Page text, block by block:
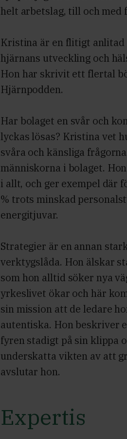
helt arbetslag, till och med
Kristina är en flitigt anlitad
hjärnans utveckling och
Hon har skrivit ett flertal
Hjärnpodden.
Har bolaget en svår och
lyckas lösas? Kristina vet
svåra och känsliga
människorna i bolaget.
i allt, och ger exempel där
% trots minskad
energitjuvar.
Strategier är en annan
verktygslåda. Hon älskar
som hon alltid söker nya
yrkeslivet ökar och här
sin mission att de ledare
autentiska. Hon beskriver
fyren stadigt på sin klippa
underskatta vikten av att
avslutar hon.
Expertis